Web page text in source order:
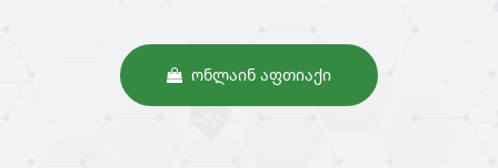
ᲝᲜᲚᲐᲘᲜ ᲐᲤᲗᲘᲐᲥᲘ